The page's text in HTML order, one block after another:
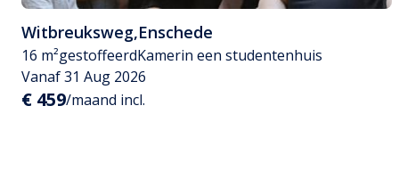
Witbreuksweg,Enschede
16 m²gestoffeerdKamerin een studentenhuis
Vanaf 31 Aug 2026
€ 459/maand incl.